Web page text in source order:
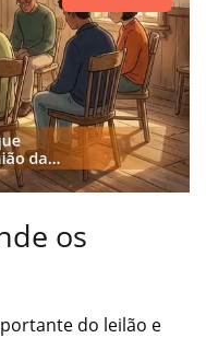
os
do leilão e